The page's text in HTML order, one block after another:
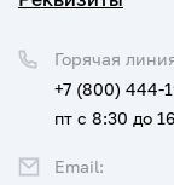
Горячая
+7 (800) 444-
пт с 8:30 до
Email: